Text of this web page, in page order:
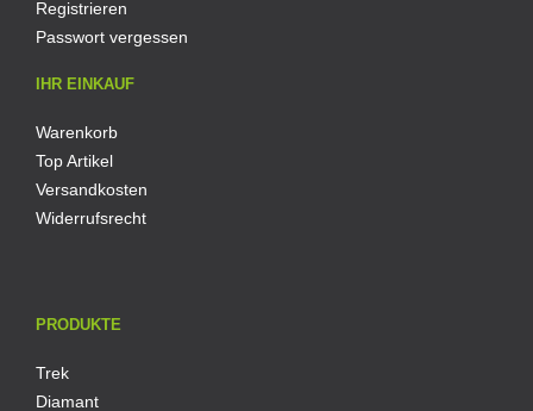
Registrieren
Passwort vergessen
IHR EINKAUF
Warenkorb
Top Artikel
Versandkosten
Widerrufsrecht
PRODUKTE
Trek
Diamant